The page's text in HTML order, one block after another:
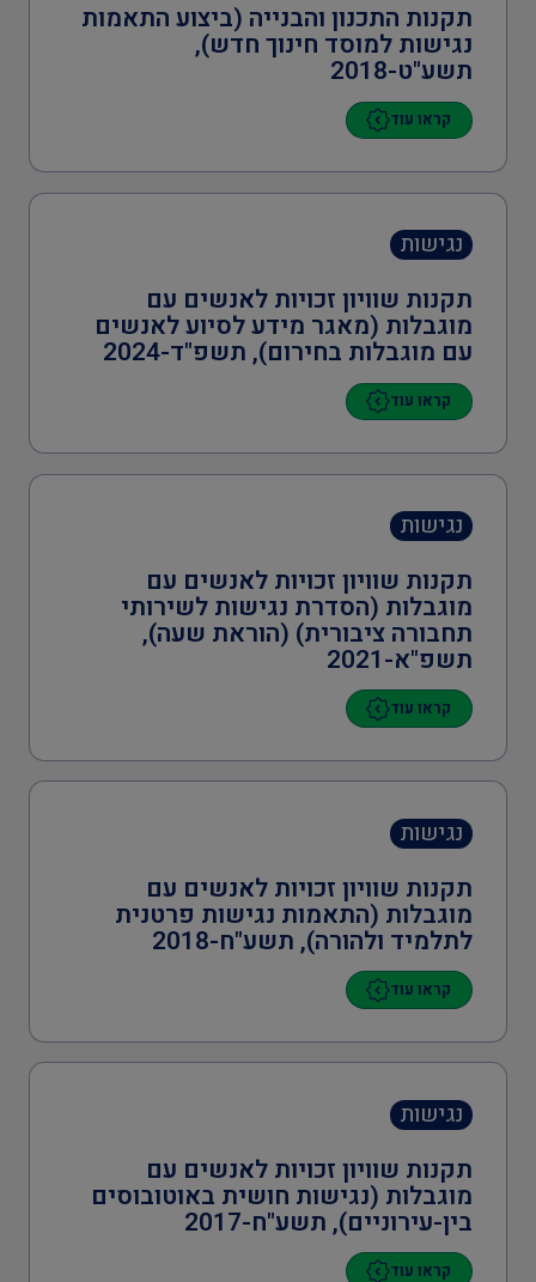
תקנות התכנון והבנייה (ביצוע התאמות
נגישות למוסד חינוך חדש),
תשע"ט-2018
קראו עוד
נגישות
תקנות שוויון זכויות לאנשים עם
מוגבלות (מאגר מידע לסיוע לאנשים
עם מוגבלות בחירום), תשפ"ד-2024
קראו עוד
נגישות
תקנות שוויון זכויות לאנשים עם
מוגבלות (הסדרת נגישות לשירותי
תחבורה ציבורית) (הוראת שעה),
תשפ"א-2021
קראו עוד
נגישות
תקנות שוויון זכויות לאנשים עם
מוגבלות (התאמות נגישות פרטנית
לתלמיד ולהורה), תשע"ח-2018
קראו עוד
נגישות
תקנות שוויון זכויות לאנשים עם
מוגבלות (נגישות חושית באוטובוסים
בין-עירוניים), תשע"ח-2017
קראו עוד